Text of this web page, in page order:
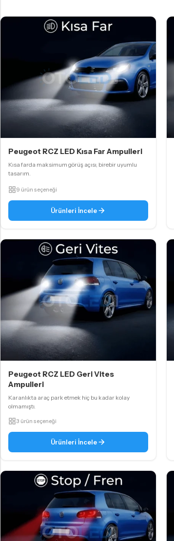
Peugeot RCZ LED Kısa Far Ampulleri
Kısa farda maksimum görüş açısı, birebir uyumlu
tasarım.
9 ürün seçeneği
Ürünleri İncele
Peugeot RCZ LED Geri Vites
Ampulleri
Karanlıkta araç park etmek hiç bu kadar kolay
olmamıştı.
3 ürün seçeneği
Ürünleri İncele